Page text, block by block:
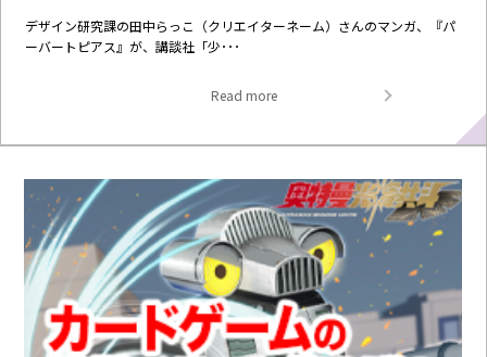
デザイン研究課の田中らっこ（クリエイターネーム）さんのマンガ、『パ
ーバートピアス』が、講談社「少･･･
Read more